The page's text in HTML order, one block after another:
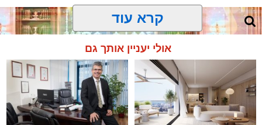
קרא עוד
אולי יעניין אותך גם